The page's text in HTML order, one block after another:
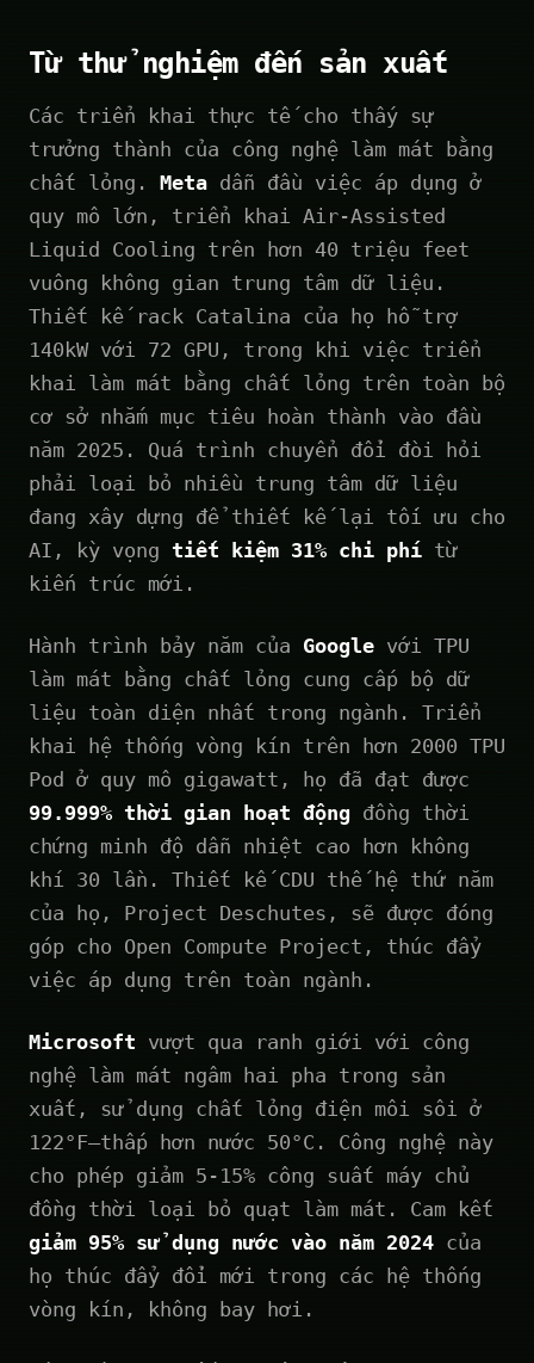
Từ thử nghiệm đến sản xuất
Các triển khai thực tế cho thấy sự
trưởng thành của công nghệ làm mát bằng
chất lỏng. Meta dẫn đầu việc áp dụng ở
quy mô lớn, triển khai Air-Assisted
Liquid Cooling trên hơn 40 triệu feet
vuông không gian trung tâm dữ liệu.
Thiết kế rack Catalina của họ hỗ trợ
140kW với 72 GPU, trong khi việc triển
khai làm mát bằng chất lỏng trên toàn bộ
cơ sở nhắm mục tiêu hoàn thành vào đầu
năm 2025. Quá trình chuyển đổi đòi hỏi
phải loại bỏ nhiều trung tâm dữ liệu
đang xây dựng để thiết kế lại tối ưu cho
AI, kỳ vọng tiết kiệm 31% chi phí từ
kiến trúc mới.
Hành trình bảy năm của Google với TPU
làm mát bằng chất lỏng cung cấp bộ dữ
liệu toàn diện nhất trong ngành. Triển
khai hệ thống vòng kín trên hơn 2000 TPU
Pod ở quy mô gigawatt, họ đã đạt được
99.999% thời gian hoạt động đồng thời
chứng minh độ dẫn nhiệt cao hơn không
khí 30 lần. Thiết kế CDU thế hệ thứ năm
của họ, Project Deschutes, sẽ được đóng
góp cho Open Compute Project, thúc đẩy
việc áp dụng trên toàn ngành.
Microsoft vượt qua ranh giới với công
nghệ làm mát ngâm hai pha trong sản
xuất, sử dụng chất lỏng điện môi sôi ở
122°F—thấp hơn nước 50°C. Công nghệ này
cho phép giảm 5-15% công suất máy chủ
đồng thời loại bỏ quạt làm mát. Cam kết
giảm 95% sử dụng nước vào năm 2024 của
họ thúc đẩy đổi mới trong các hệ thống
vòng kín, không bay hơi.